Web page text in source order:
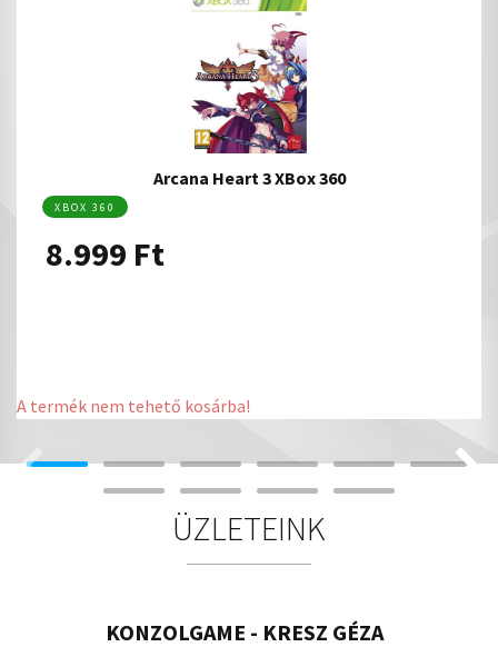
Arcana Heart 3 XBox 360
XBOX 360
8.999 Ft
A termék nem tehető kosárba!
ÜZLETEINK
KONZOLGAME - KRESZ GÉZA